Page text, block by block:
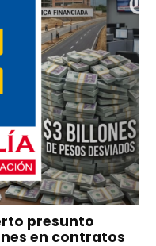
presunto
en contratos